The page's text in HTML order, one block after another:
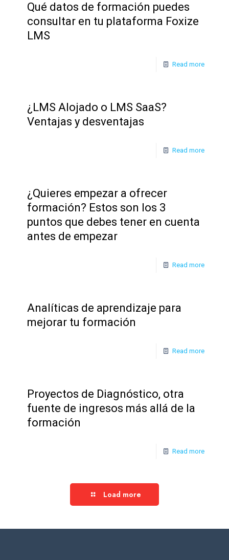
Qué datos de formación puedes
consultar en tu plataforma Foxize
LMS
Read more
¿LMS Alojado o LMS SaaS?
Ventajas y desventajas
Read more
¿Quieres empezar a ofrecer
formación? Estos son los 3
puntos que debes tener en cuenta
antes de empezar
Read more
Analíticas de aprendizaje para
mejorar tu formación
Read more
Proyectos de Diagnóstico, otra
fuente de ingresos más allá de la
formación
Read more
Load more